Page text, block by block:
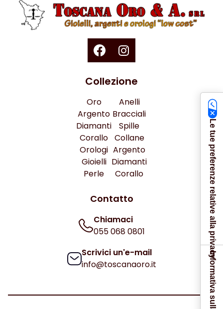
Collezione
Oro
Argento
Diamanti
Corallo
Orologi
Gioielli
Perle
Anelli
Bracciali
Spille
Collane
Argento
Diamanti
Corallo
Contatto
Chiamaci
055 068 0801
Scrivici un'e-mail
info@toscanaoro.it
Le tue preferenze relative alla privacy